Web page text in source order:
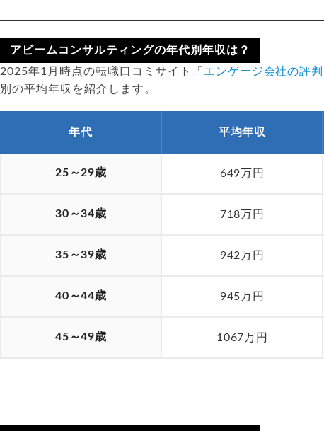
アビームコンサルティングの年代別年収は？
2025年1月時点の転職口コミサイト「 エンゲージ会社の評判
別の平均年収を紹介します。
年代 平均年収
25～29歳 649万円
30～34歳 718万円
35～39歳 942万円
40～44歳 945万円
45～49歳 1067万円